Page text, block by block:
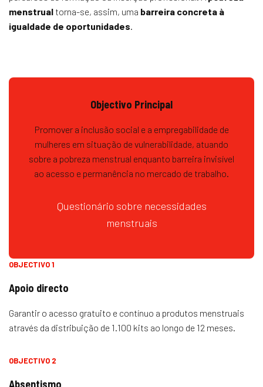
menstrual torna-se, assim, uma barreira concreta à
igualdade de oportunidades.
Objectivo Principal
Promover a inclusão social e a empregabilidade de
mulheres em situação de vulnerabilidade, atuando
sobre a pobreza menstrual enquanto barreira invisível
ao acesso e permanência no mercado de trabalho.
Questionário sobre necessidades
menstruais
OBJECTIVO 1
Apoio directo
Garantir o acesso gratuito e contínuo a produtos menstruais
através da distribuição de 1.100 kits ao longo de 12 meses.
OBJECTIVO 2
Absentismo